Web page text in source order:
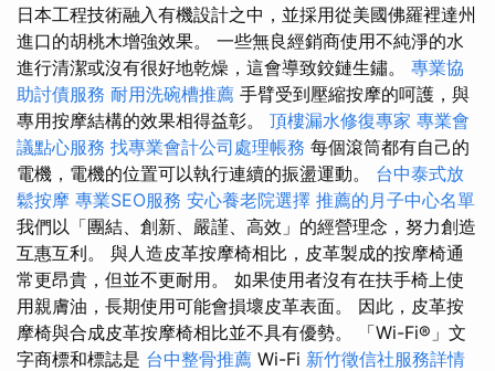
日本工程技術融入有機設計之中，並採用從美國佛羅裡達州
進口的胡桃木增強效果。 一些無良經銷商使用不純淨的水
進行清潔或沒有很好地乾燥，這會導致鉸鏈生鏽。 專業協
助討債服務 耐用洗碗槽推薦 手臂受到壓縮按摩的呵護，與
專用按摩結構的效果相得益彰。 頂樓漏水修復專家 專業會
議點心服務 找專業會計公司處理帳務 每個滾筒都有自己的
電機，電機的位置可以執行連續的振盪運動。 台中泰式放
鬆按摩 專業SEO服務 安心養老院選擇 推薦的月子中心名單
我們以「團結、創新、嚴謹、高效」的經營理念，努力創造
互惠互利。 與人造皮革按摩椅相比，皮革製成的按摩椅通
常更昂貴，但並不更耐用。 如果使用者沒有在扶手椅上使
用親膚油，長期使用可能會損壞皮革表面。 因此，皮革按
摩椅與合成皮革按摩椅相比並不具有優勢。 「Wi-Fi®」文
字商標和標誌是 台中整骨推薦 Wi-Fi 新竹徵信社服務詳情